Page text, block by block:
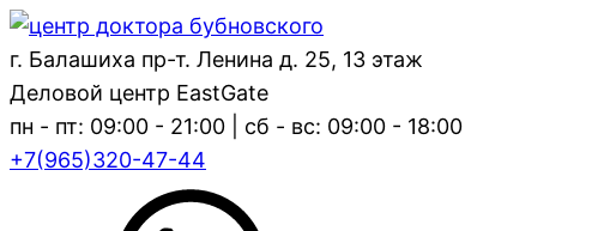
г. Балашиха пр-т. Ленина д. 25, 13 этаж
Деловой центр EastGate
пн - пт: 09:00 - 21:00 | сб - вс: 09:00 - 18:00
+7(965)320-47-44